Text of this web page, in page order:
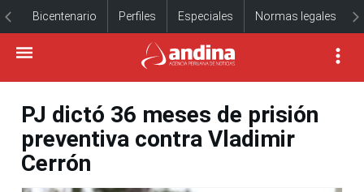
Bicentenario Perfiles Especiales Normas legales
PJ dictó 36 meses de prisión
preventiva contra Vladimir
Cerrón